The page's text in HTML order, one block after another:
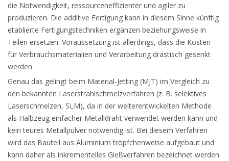
die Notwendigkeit, ressourceneffizienter und agiler zu
produzieren. Die additive Fertigung kann in diesem Sinne künftig
etablierte Fertigungstechniken ergänzen beziehungsweise in
Teilen ersetzen. Voraussetzung ist allerdings, dass die Kosten
für Verbrauchsmaterialien und Verarbeitung drastisch gesenkt
werden.
Genau das gelingt beim Material-Jetting (MJT) im Vergleich zu
den bekannten Laserstrahlschmelzverfahren (z. B. selektives
Laserschmelzen, SLM), da in der weiterentwickelten Methode
als Halbzeug einfacher Metalldraht verwendet werden kann und
kein teures Metallpulver notwendig ist. Bei diesem Verfahren
wird das Bauteil aus Aluminium tröpfchenweise aufgebaut und
kann daher als inkrementelles Gießverfahren bezeichnet werden.